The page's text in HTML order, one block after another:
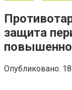
защита
Опубликовано: